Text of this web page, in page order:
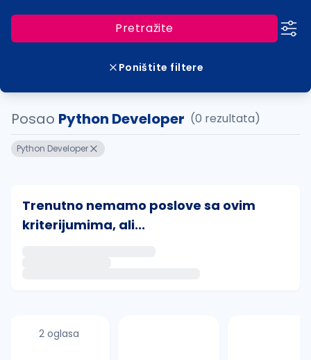
Pretražite
Poništite filtere
Posao Python Developer (0 rezultata)
Python Developer
Trenutno nemamo poslove sa ovim
kriterijumima, ali...
2 oglasa